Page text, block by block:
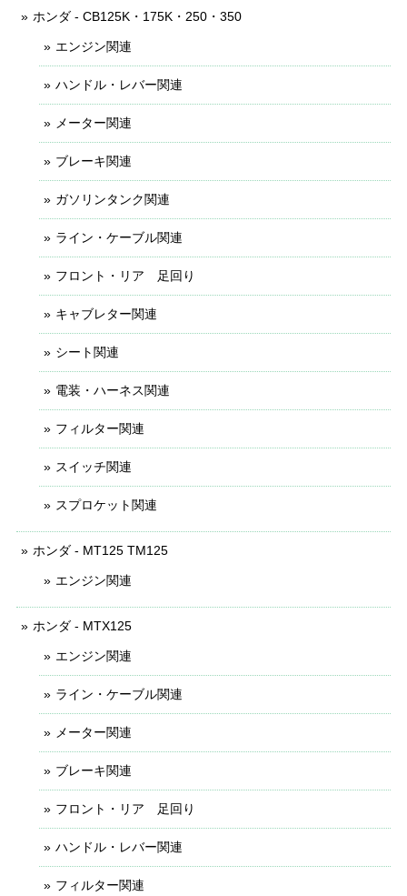
ホンダ - CB125K・175K・250・350
エンジン関連
ハンドル・レバー関連
メーター関連
ブレーキ関連
ガソリンタンク関連
ライン・ケーブル関連
フロント・リア 足回り
キャブレター関連
シート関連
電装・ハーネス関連
フィルター関連
スイッチ関連
スプロケット関連
ホンダ - MT125 TM125
エンジン関連
ホンダ - MTX125
エンジン関連
ライン・ケーブル関連
メーター関連
ブレーキ関連
フロント・リア 足回り
ハンドル・レバー関連
フィルター関連